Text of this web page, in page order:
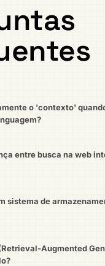
o 'contexto'
entre busca na web
sistema de
Augmented